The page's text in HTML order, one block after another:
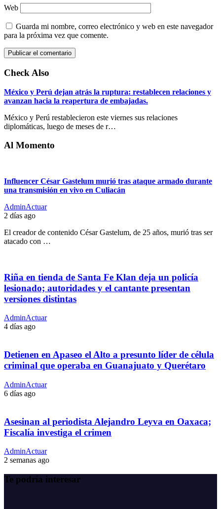
Web
Guarda mi nombre, correo electrónico y web en este navegador
para la próxima vez que comente.
Check Also
México y Perú dejan atrás la ruptura: restablecen relaciones y
avanzan hacia la reapertura de embajadas.
México y Perú restablecieron este viernes sus relaciones
diplomáticas, luego de meses de r…
Al Momento
Influencer César Gastelum murió tras ataque armado durante
una transmisión en vivo en Culiacán
AdminActuar
2 días ago
El creador de contenido César Gastelum, de 25 años, murió tras ser
atacado con …
Riña en tienda de Santa Fe Klan deja un policía
lesionado; autoridades y el cantante presentan
versiones distintas
AdminActuar
4 días ago
Detienen en Apaseo el Alto a presunto líder de célula
criminal que operaba en Guanajuato y Querétaro
AdminActuar
6 días ago
Asesinan al periodista Alejandro Leyva en Oaxaca;
Fiscalía investiga el crimen
AdminActuar
2 semanas ago
Te podría interesar